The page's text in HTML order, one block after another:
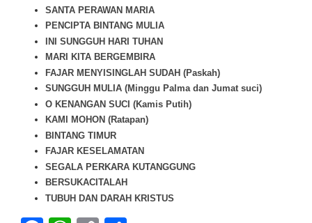
SANTA PERAWAN MARIA
PENCIPTA BINTANG MULIA
INI SUNGGUH HARI TUHAN
MARI KITA BERGEMBIRA
FAJAR MENYISINGLAH SUDAH (Paskah)
SUNGGUH MULIA (Minggu Palma dan Jumat suci)
O KENANGAN SUCI (Kamis Putih)
KAMI MOHON (Ratapan)
BINTANG TIMUR
FAJAR KESELAMATAN
SEGALA PERKARA KUTANGGUNG
BERSUKACITALAH
TUBUH DAN DARAH KRISTUS